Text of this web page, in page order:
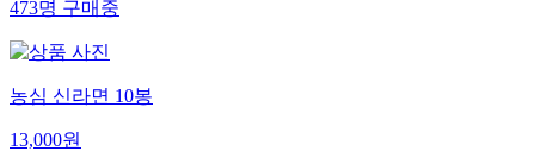
473명구매중
농심 신라면 10봉
13,000원